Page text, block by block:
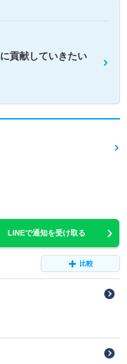
貢献していきたい
LINEで通知を受け取る
比較